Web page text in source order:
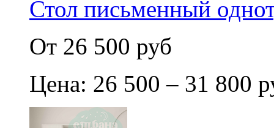
Стол письменный
От 26 500 руб
Цена: 26 500 – 31 800